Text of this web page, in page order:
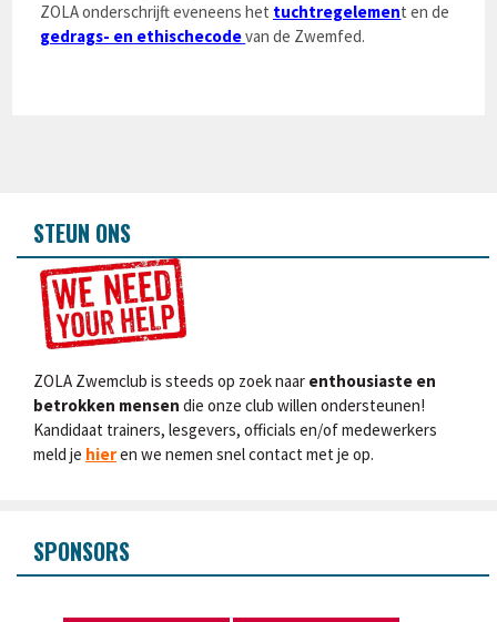
ZOLA onderschrijft eveneens het tuchtregelement en de
gedrags- en ethischecodevan de Zwemfed.
STEUN ONS
ZOLA Zwemclub is steeds op zoek naar enthousiaste en
betrokken mensen die onze club willen ondersteunen!
Kandidaat trainers, lesgevers, officials en/of medewerkers
meld je hieren we nemen snel contact met je op.
SPONSORS